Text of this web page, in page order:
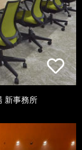
新事務所